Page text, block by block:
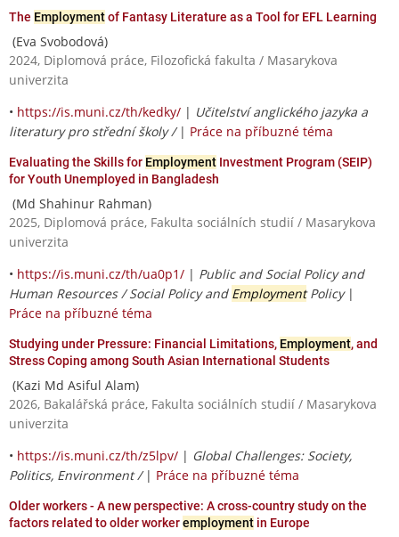
The Employmentof Fantasy Literature as a Tool for EFL Learning
(Eva Svobodová)
2024, Diplomová práce, Filozofická fakulta / Masarykova
univerzita
• https://is.muni.cz/th/kedky/ | Učitelství anglického jazyka a
literatury pro střední školy / | Práce na příbuzné téma
Evaluating the Skills for Employment Investment Program (SEIP)
for Youth Unemployed in Bangladesh
(Md Shahinur Rahman)
2025, Diplomová práce, Fakulta sociálních studií / Masarykova
univerzita
• https://is.muni.cz/th/ua0p1/ | Public and Social Policy and
Human Resources / Social Policy and EmploymentPolicy|
Práce na příbuzné téma
Studying under Pressure: Financial Limitations, Employment, and
Stress Coping among South Asian International Students
(Kazi Md Asiful Alam)
2026, Bakalářská práce, Fakulta sociálních studií / Masarykova
univerzita
• https://is.muni.cz/th/z5lpv/ | Global Challenges: Society,
Politics, Environment / | Práce na příbuzné téma
Older workers - A new perspective: A cross-country study on the
factors related to older workeremployment in Europe